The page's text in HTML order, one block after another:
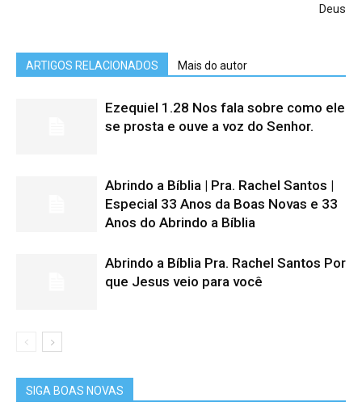
Deus
ARTIGOS RELACIONADOS Mais do autor
Ezequiel 1.28 Nos fala sobre como ele
se prosta e ouve a voz do Senhor.
Abrindo a Bíblia | Pra. Rachel Santos |
Especial 33 Anos da Boas Novas e 33
Anos do Abrindo a Bíblia
Abrindo a Bíblia Pra. Rachel Santos Por
que Jesus veio para você
SIGA BOAS NOVAS